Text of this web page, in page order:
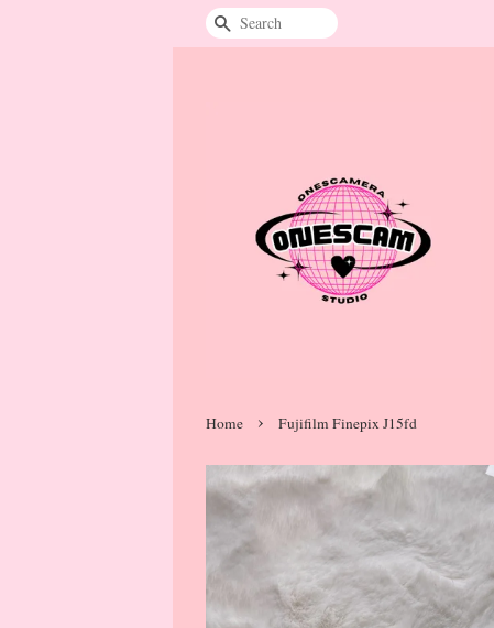
Search
Home › Fujifilm Finepix J15fd